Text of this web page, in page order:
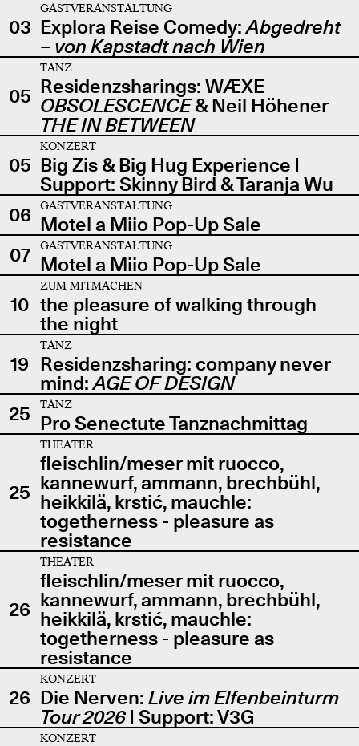
03
GASTVERANSTALTUNG
Explora Reise Comedy:Abgedreht
– von Kapstadt nach Wien
05
TANZ
Residenzsharings: WÆXE
OBSOLESCENCE& Neil Höhener
THE IN BETWEEN
05
KONZERT
Big Zis & Big Hug Experience |
Support: Skinny Bird & Taranja Wu
06
GASTVERANSTALTUNG
Motel a Miio Pop-Up Sale
07
GASTVERANSTALTUNG
Motel a Miio Pop-Up Sale
10
ZUM MITMACHEN
the pleasure of walking through
the night
19
TANZ
Residenzsharing: company never
mind:AGE OF DESIGN
25
TANZ
Pro Senectute Tanznachmittag
25
THEATER
fleischlin/meser mit ruocco,
kannewurf, ammann, brechbühl,
heikkilä, krstić, mauchle:
togetherness - pleasure as
resistance
26
THEATER
fleischlin/meser mit ruocco,
kannewurf, ammann, brechbühl,
heikkilä, krstić, mauchle:
togetherness - pleasure as
resistance
26
KONZERT
Die Nerven: Live im Elfenbeinturm
Tour 2026| Support: V3G
KONZERT